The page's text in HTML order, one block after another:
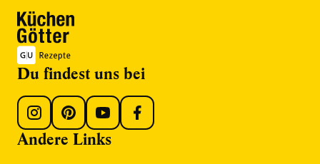
Du findest uns bei
Andere Links